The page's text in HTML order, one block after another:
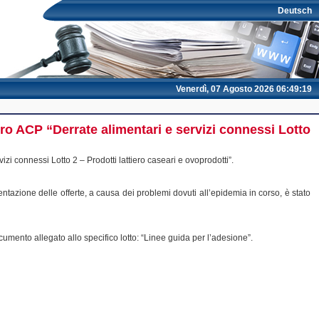
Deutsch
Venerdì, 07 Agosto 2026 06:49:19
ACP “Derrate alimentari e servizi connessi Lotto
connessi Lotto 2 – Prodotti lattiero caseari e ovoprodotti”.
delle offerte, a causa dei problemi dovuti all’epidemia in corso, è stato
allegato allo specifico lotto: “Linee guida per l’adesione”.